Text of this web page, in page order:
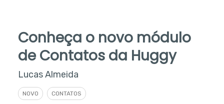
Conheça o novo módulo
de Contatos da Huggy
Lucas Almeida
NOVO CONTATOS